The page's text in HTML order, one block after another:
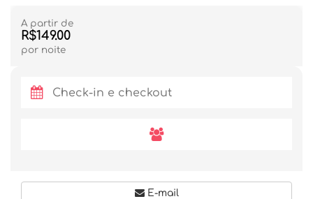
A partir de
R$149.00
por noite
E-mail